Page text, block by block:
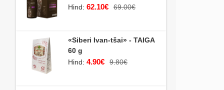
Hind: 62.10€ 69.00€
«Siberi Ivan-tšai» - TAIGA
60 g
Hind: 4.90€ 9.80€